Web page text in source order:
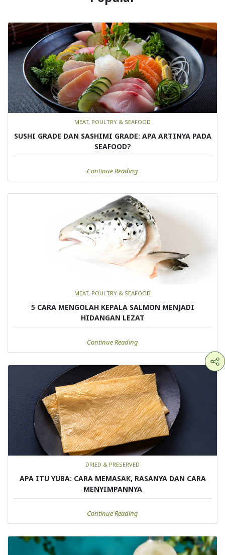
MEAT, POULTRY & SEAFOOD
SUSHI GRADE DAN SASHIMI GRADE: APA ARTINYA PADA
SEAFOOD?
Continue Reading
MEAT, POULTRY & SEAFOOD
5 CARA MENGOLAH KEPALA SALMON MENJADI
HIDANGAN LEZAT
Continue Reading
DRIED & PRESERVED
APA ITU YUBA: CARA MEMASAK, RASANYA DAN CARA
MENYIMPANNYA
Continue Reading